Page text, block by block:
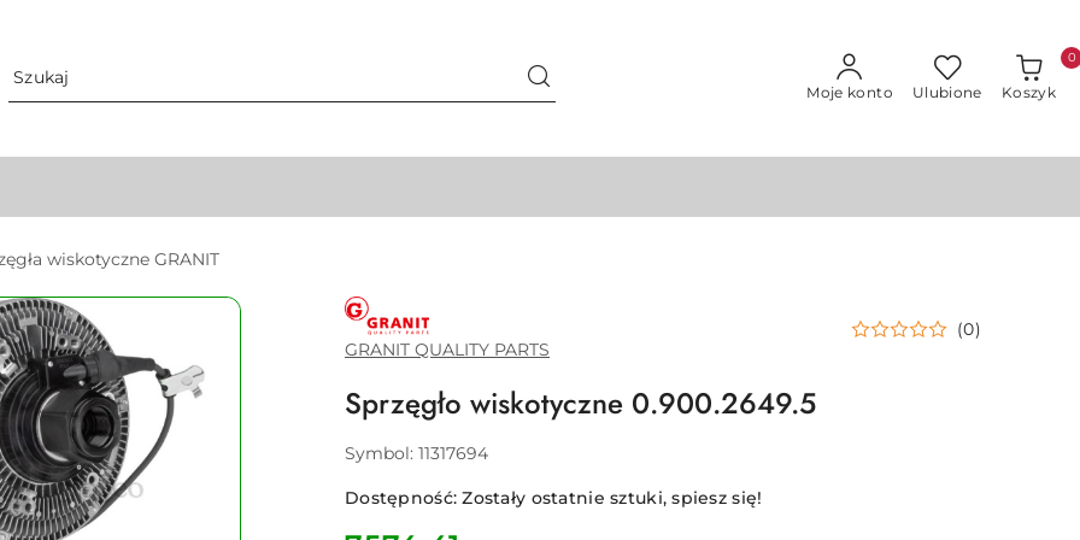
Moje konto Ulubione Koszyk
0
wiskotyczne GRANIT
GRANIT
QUALITY
PARTS
GRANIT QUALITY PARTS
(0)
Sprzęgło wiskotyczne 0.900.2649.5
Symbol: 11317694
Dostępność:Zostały ostatnie sztuki, spiesz się!